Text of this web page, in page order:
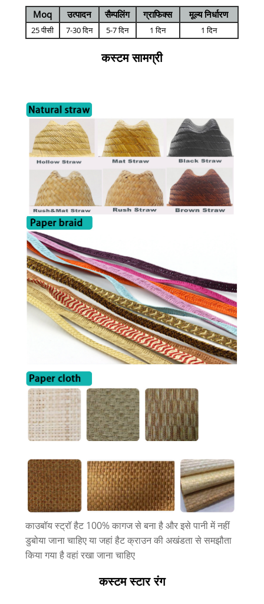
Moq उत्पादन सैम्पलिंग ग्राफिक्स मूल्य निर्धारण
25 पीसी 7-30 दिन 5-7 दिन 1 दिन 1 दिन
कस्टम सामग्री
काउबॉय स्ट्रॉ हैट 100% कागज से बना है और इसे पानी में नहीं
डुबोया जाना चाहिए या जहां हैट क्राउन की अखंडता से समझौता
किया गया है वहां रखा जाना चाहिए
कस्टम स्टार रंग